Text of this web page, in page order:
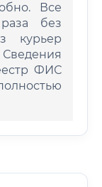
Все
без
курьер
ФИС